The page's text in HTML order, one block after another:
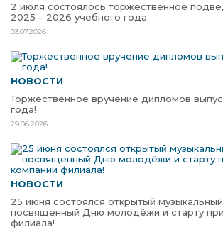
2 июля состоялось торжественное
2025 – 2026 учебного года.
03.07.2026
НОВОСТИ
Торжественное вручение дипломов
года!
29.06.2026
НОВОСТИ
25 июня состоялся открытый
посвященный Дню молодёжи и старту
филиала!